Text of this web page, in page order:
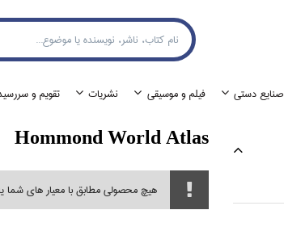
صنايع دستي فيلم و موسيقي نشريات تقويم و
Hommond World Atlas
هیچ محصولی مطابق با معیار های شما